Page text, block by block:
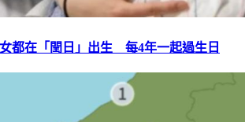
都在「閏日」出生 每4年一起過生日